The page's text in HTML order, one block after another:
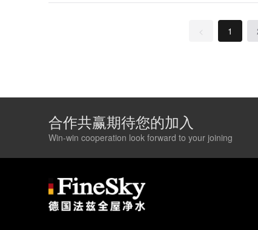
< 1
合作共赢期待您的加入
Win-win cooperation look forward to your joining